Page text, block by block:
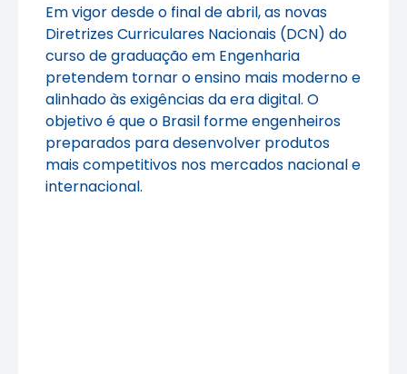
Em vigor desde o final de abril, as novas
Diretrizes Curriculares Nacionais (DCN) do
curso de graduação em Engenharia
pretendem tornar o ensino mais moderno e
alinhado às exigências da era digital. O
objetivo é que o Brasil forme engenheiros
preparados para desenvolver produtos
mais competitivos nos mercados nacional e
internacional.